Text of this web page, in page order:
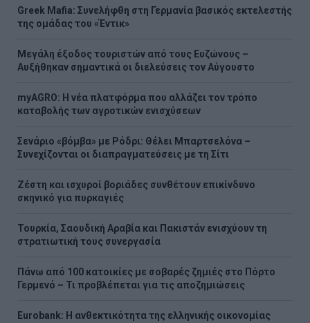
Greek Mafia: Συνελήφθη στη Γερμανία βασικός εκτελεστής
της ομάδας του «Έντικ»
Μεγάλη έξοδος τουριστών από τους Ευζώνους –
Αυξήθηκαν σημαντικά οι διελεύσεις τον Αύγουστο
myAGRO: Η νέα πλατφόρμα που αλλάζει τον τρόπο
καταβολής των αγροτικών ενισχύσεων
Σενάριο «βόμβα» με Ρόδρι: Θέλει Μπαρτσελόνα –
Συνεχίζονται οι διαπραγματεύσεις με τη Σίτι
Ζέστη και ισχυροί βοριάδες συνθέτουν επικίνδυνο
σκηνικό για πυρκαγιές
Τουρκία, Σαουδική Αραβία και Πακιστάν ενισχύουν τη
στρατιωτική τους συνεργασία
Πάνω από 100 κατοικίες με σοβαρές ζημιές στο Πόρτο
Γερμενό – Τι προβλέπεται για τις αποζημιώσεις
Eurobank: Η ανθεκτικότητα της ελληνικής οικονομίας